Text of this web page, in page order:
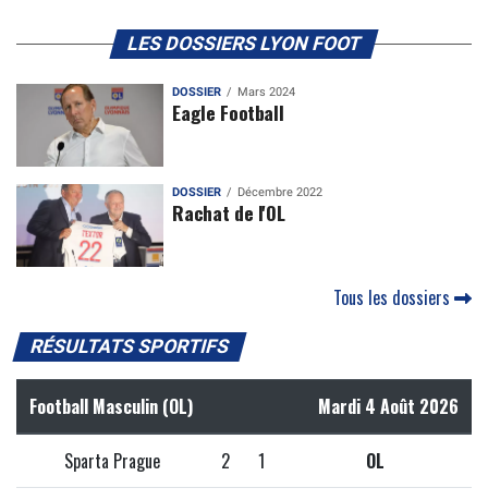
LES DOSSIERS LYON FOOT
DOSSIER Mars 2024
Eagle Football
DOSSIER Décembre 2022
Rachat de l'OL
Tous les dossiers
RÉSULTATS SPORTIFS
Football Masculin (OL) Mardi 4 Août 2026
Sparta Prague 2 1 OL